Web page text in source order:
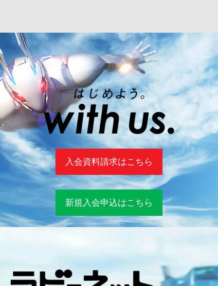
入会資料請求はこちら
新規入会申込はこちら